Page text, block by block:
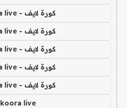
كورة لايف - koora live
كورة لايف - koora live
كورة لايف - koora live
كورة لايف - koora live
كورة لايف - koora live
koora live